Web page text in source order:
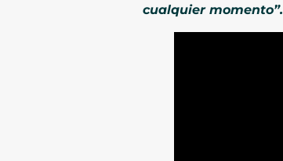
cualquier momento”.